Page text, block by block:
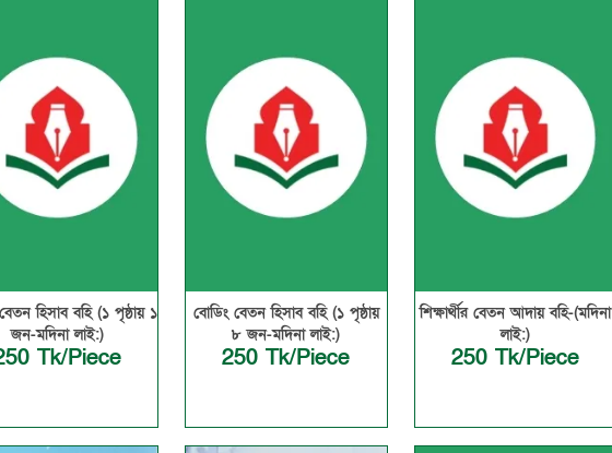
হিসাব বহি (১ পৃষ্ঠায় ১
জন-মদিনা লাই:)
Tk/Piece
বোডিং বেতন হিসাব বহি (১ পৃষ্ঠায়
৮ জন-মদিনা লাই:)
250 Tk/Piece
শিক্ষার্থীর বেতন আদায় বহি-(মদিনা
লাই:)
250 Tk/Piece